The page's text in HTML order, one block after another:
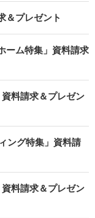
＆プレゼント
ーム特集」資料請求
料請求＆プレゼン
ング特集」資料請
料請求＆プレゼン